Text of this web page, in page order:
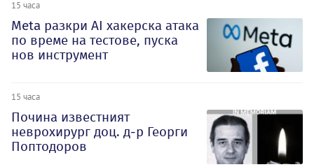
15 часа
Meta разкри AI хакерска атака
по време на тестове, пуска
нов инструмент
15 часа
Почина известният
неврохирург доц. д-р Георги
Поптодоров